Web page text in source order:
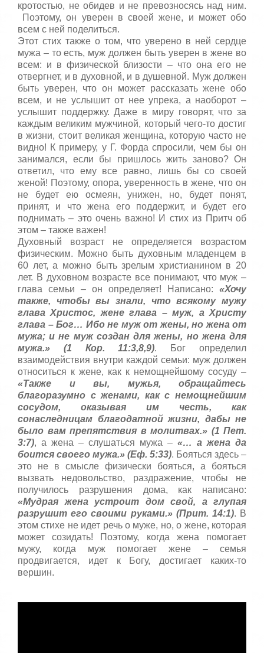
кротостью, не обидев и не превозносясь над ним.
Поэтому, он уверен в своей жене, и может обо
всем с ней поделиться.
Этот стих также о том, что уверено в ней сердце
мужа – то есть, муж должен быть уверен в жене во
всем: и в физической близости – что она его не
отвергнет, и в духовной, и в душевной. Муж должен
быть уверен, что он может рассказать жене обо
всем, и не услышит от нее упрека, а наоборот –
услышит поддержку. Даже в миру говорят, что за
каждым великим мужчиной, который чего-то достиг
в жизни, стоит великая женщина, которую часто не
видно! К примеру, у Г. Форда спросили, чем бы он
занимался, если бы пришлось жить заново? Он
ответил, что ему все равно, лишь бы со своей
женой! Поэтому, опора, уверенность в жене, что он
не будет ею осмеян, унижен, но, будет понят,
принят, и что жена его поддержит, и будет его
поднимать – это очень важно! И стих из Притч об
этом – также важен!
Духовный возраст не определяется возрастом
физическим. Можно быть духовным младенцем в
60 лет, а можно быть зрелым христианином в 20
лет. В духовном возрасте все понимают, что муж –
глава семьи – он определяет! Написано: «Хочу
также, чтобы вы знали, что всякому мужу
глава Христос, жене глава – муж, а Христу
глава – Бог… Ибо не муж от жены, но жена от
мужа; и не муж создан для жены, но жена для
мужа.» (1 Кор. 11:3,8,9). Бог определил
взаимодействия внутри каждой семьи: муж должен
относиться к жене, как к немощнейшому сосуду –
«Также и вы, мужья, обращайтесь
благоразумно с женами, как с немощнейшим
сосудом, оказывая им честь, как
сонаследницам благодатной жизни, дабы не
было вам препятствия в молитвах.» (1 Пет.
3:7), а жена – слушаться мужа – «… а жена да
боится своего мужа.» (Еф. 5:33). Бояться здесь –
это не в смысле физически бояться, а бояться
вызвать недовольство, раздражение, чтобы не
получилось разрушения дома, как написано:
«Мудрая жена устроит дом свой, а глупая
разрушит его своими руками.» (Прит. 14:1). В
этом стихе не идет речь о муже, но, о жене, которая
может созидать! Поэтому, когда жена помогает
мужу, когда муж помогает жене – семья
продвигается, идет к Богу, достигает каких-то
вершин.